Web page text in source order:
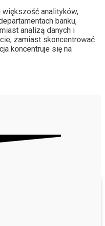
analityków,
banku,
analizą danych i
zamiast skoncentrować
koncentruje się na